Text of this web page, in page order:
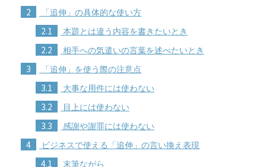
2 「追伸」の具体的な使い方
2.1 本題とは違う内容を書きたいとき
2.2 相手への気遣いの言葉を述べたいとき
3 「追伸」を使う際の注意点
3.1 大事な用件には使わない
3.2 目上には使わない
3.3 感謝や謝罪には使わない
4 ビジネスで使える「追伸」の言い換え表現
4.1 末筆ながら